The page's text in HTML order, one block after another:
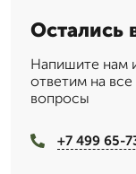
Остались
Напишите нам
ответим на
вопросы
+7 499 65-